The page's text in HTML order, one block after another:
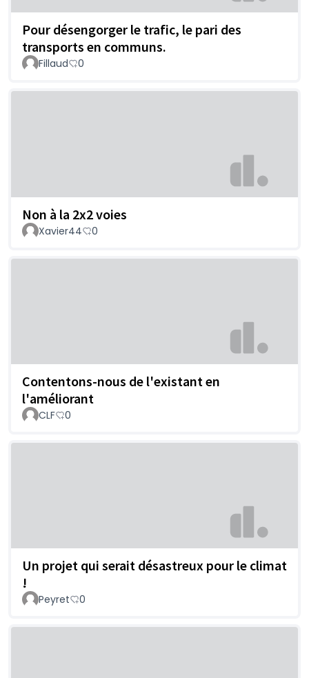
Pour désengorger le trafic, le pari des
transports en communs.
Fillaud 0
Non à la 2x2 voies
Xavier44 0
Contentons-nous de l'existant en
l'améliorant
CLF 0
Un projet qui serait désastreux pour le climat
!
Peyret 0